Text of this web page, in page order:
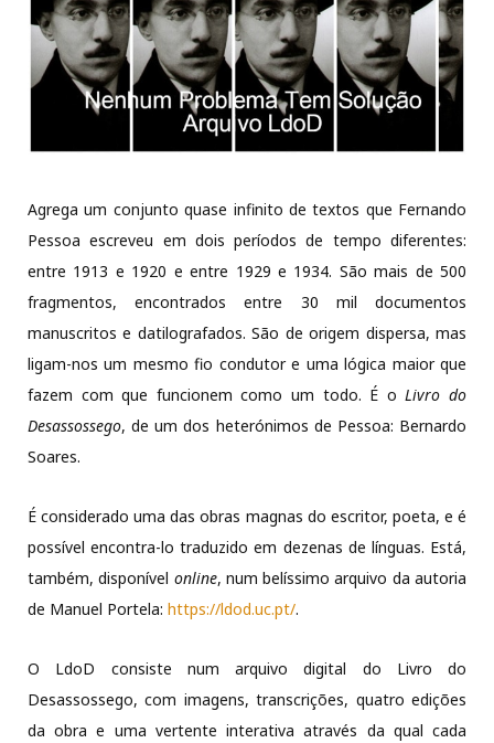
Agrega um conjunto quase infinito de textos que Fernando
Pessoa escreveu em dois períodos de tempo diferentes:
entre 1913 e 1920 e entre 1929 e 1934. São mais de 500
fragmentos, encontrados entre 30 mil documentos
manuscritos e datilografados. São de origem dispersa, mas
ligam-nos um mesmo fio condutor e uma lógica maior que
fazem com que funcionem como um todo. É oLivro do
Desassossego, de um dos heterónimos de Pessoa: Bernardo
Soares.
É considerado uma das obras magnas do escritor, poeta, e é
possível encontra-lo traduzido em dezenas de línguas. Está,
também, disponível online, num belíssimo arquivo da autoria
de Manuel Portela: https://ldod.uc.pt/.
O LdoD consiste num arquivo digital do Livro do
Desassossego, com imagens, transcrições, quatro edições
da obra e uma vertente interativa através da qual cada